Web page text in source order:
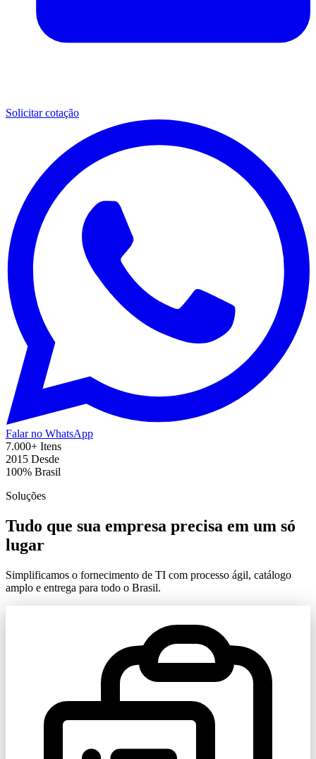
Solicitar cotação
Falar no WhatsApp
7.000+ Itens
2015 Desde
100% Brasil
Soluções
Tudo que sua empresa precisa em um só
lugar
Simplificamos o fornecimento de TI com processo ágil, catálogo
amplo e entrega para todo o Brasil.